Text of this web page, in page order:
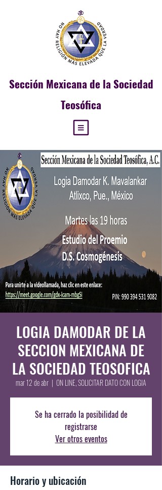
Sección Mexicana de la Sociedad
Teosófica
LOGIA DAMODAR DE LA
SECCION MEXICANA DE
LA SOCIEDAD TEOSOFICA
mar 12 de abr
  |
ON LINE, SOLICITAR DATO CON LOGIA
Se ha cerrado la posibilidad de
registrarse
Ver otros eventos
Horario y ubicación